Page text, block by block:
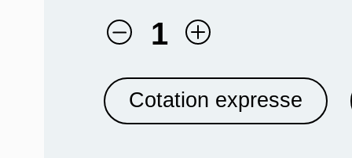
1
Cotation expresse